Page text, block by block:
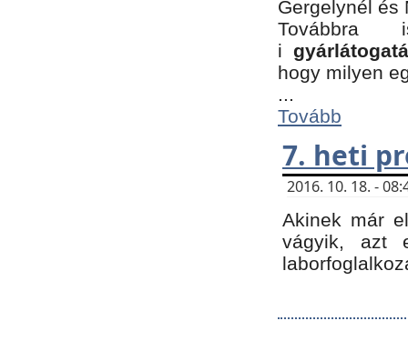
Gergelynél és
Továbbra
i
hogy milyen
...
Tovább
7. heti
2016. 10. 18. -
Akinek már
vágyik, azt